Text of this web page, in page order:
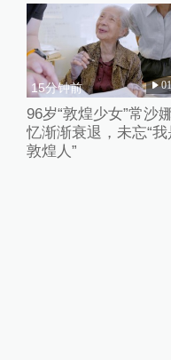
是外围的修修补补
15分钟前
96岁“敦煌少女”常沙
忆渐渐衰退，未忘“我
敦煌人”